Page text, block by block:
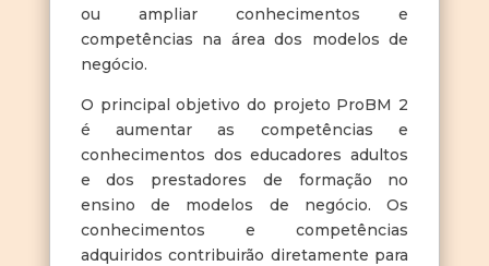
ou ampliar conhecimentos e
competências na área dos modelos de
negócio.
O principal objetivo do projeto ProBM 2
é aumentar as competências e
conhecimentos dos educadores adultos
e dos prestadores de formação no
ensino de modelos de negócio. Os
conhecimentos e competências
adquiridos contribuirão diretamente para